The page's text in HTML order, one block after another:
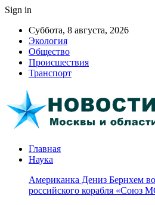
Sign in
Суббота, 8 августа, 2026
Экология
Общество
Происшествия
Транспорт
Главная
Наука
Американка Дениз Бернхем
российского корабля «Союз